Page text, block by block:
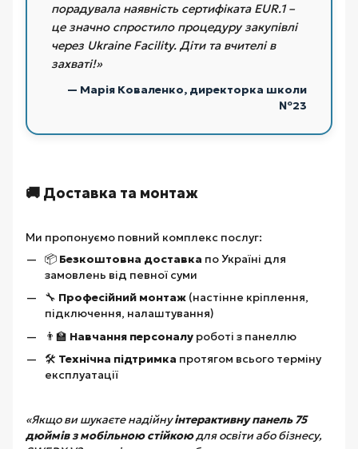
порадувала наявність сертифіката EUR.1 –
це значно спростило процедуру закупівлі
через Ukraine Facility. Діти та вчителі в
захваті!»
— Марія Коваленко, директорка школи
№23
🚚 Доставка та монтаж
Ми пропонуємо повний комплекс послуг:
📦 Безкоштовна доставка по Україні для
замовлень від певної суми
🔧 Професійний монтаж (настінне кріплення,
підключення, налаштування)
👨‍🏫 Навчання персоналу роботі з панеллю
🛠️ Технічна підтримка протягом всього терміну
експлуатації
«Якщо ви шукаєте надійнуінтерактивну панель 75
дюймів з мобільною стійкоюдля освіти або бізнесу,